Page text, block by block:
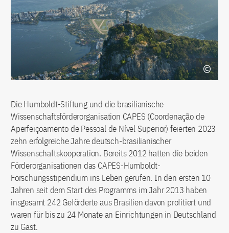
Die Humboldt-Stiftung und die brasilianische
Wissenschaftsförderorganisation CAPES (Coordenação de
Aperfeiçoamento de Pessoal de Nível Superior) feierten 2023
zehn erfolgreiche Jahre deutsch-brasilianischer
Wissenschaftskooperation. Bereits 2012 hatten die beiden
Förderorganisationen das CAPES-Humboldt-
Forschungsstipendium ins Leben gerufen. In den ersten 10
Jahren seit dem Start des Programms im Jahr 2013 haben
insgesamt 242 Geförderte aus Brasilien davon profitiert und
waren für bis zu 24 Monate an Einrichtungen in Deutschland
zu Gast.